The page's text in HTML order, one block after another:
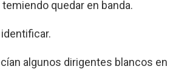
quedar en banda.
algunos dirigentes blancos en